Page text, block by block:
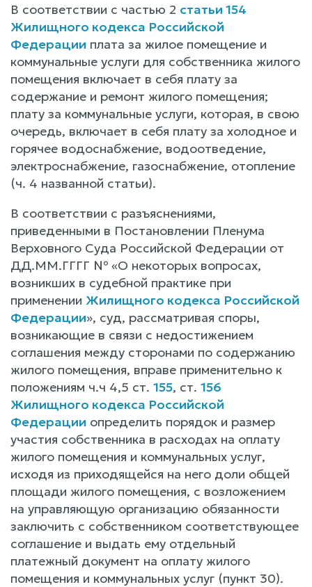
В соответствии с частью 2 статьи 154
Жилищного кодекса Российской
Федерации плата за жилое помещение и
коммунальные услуги для собственника жилого
помещения включает в себя плату за
содержание и ремонт жилого помещения;
плату за коммунальные услуги, которая, в свою
очередь, включает в себя плату за холодное и
горячее водоснабжение, водоотведение,
электроснабжение, газоснабжение, отопление
(ч. 4 названной статьи).
В соответствии с разъяснениями,
приведенными в Постановлении Пленума
Верховного Суда Российской Федерации от
ДД.ММ.ГГГГ № «О некоторых вопросах,
возникших в судебной практике при
применении Жилищного кодекса Российской
Федерации», суд, рассматривая споры,
возникающие в связи с недостижением
соглашения между сторонами по содержанию
жилого помещения, вправе применительно к
положениям ч.ч 4,5 ст. 155, ст. 156
Жилищного кодекса Российской
Федерации определить порядок и размер
участия собственника в расходах на оплату
жилого помещения и коммунальных услуг,
исходя из приходящейся на него доли общей
площади жилого помещения, с возложением
на управляющую организацию обязанности
заключить с собственником соответствующее
соглашение и выдать ему отдельный
платежный документ на оплату жилого
помещения и коммунальных услуг (пункт 30).